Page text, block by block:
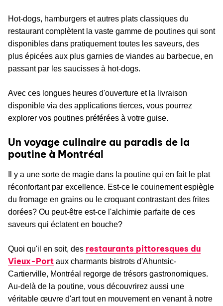
Hot-dogs, hamburgers et autres plats classiques du
restaurant complètent la vaste gamme de poutines qui sont
disponibles dans pratiquement toutes les saveurs, des
plus épicées aux plus garnies de viandes au barbecue, en
passant par les saucisses à hot-dogs.
Avec ces longues heures d'ouverture et la livraison
disponible via des applications tierces, vous pourrez
explorer vos poutines préférées à votre guise.
Un voyage culinaire au paradis de la
poutine à Montréal
Il y a une sorte de magie dans la poutine qui en fait le plat
réconfortant par excellence. Est-ce le couinement espiègle
du fromage en grains ou le croquant contrastant des frites
dorées? Ou peut-être est-ce l'alchimie parfaite de ces
saveurs qui éclatent en bouche?
Quoi qu'il en soit, des restaurants pittoresques du
Vieux-Port aux charmants bistrots d'Ahuntsic-
Cartierville, Montréal regorge de trésors gastronomiques.
Au-delà de la poutine, vous découvrirez aussi une
véritable œuvre d'art tout en mouvement en venant à notre